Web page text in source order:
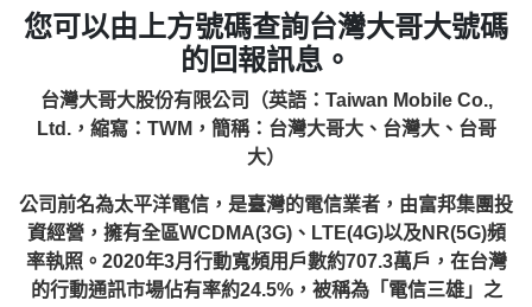
您可以由上方號碼查詢台灣大哥大號碼
的回報訊息。
台灣大哥大股份有限公司（英語：Taiwan Mobile Co.,
Ltd.，縮寫：TWM，簡稱：台灣大哥大、台灣大、台哥
大）
公司前名為太平洋電信，是臺灣的電信業者，由富邦集團投
資經營，擁有全區WCDMA(3G)、LTE(4G)以及NR(5G)頻
率執照。2020年3月行動寬頻用戶數約707.3萬戶，在台灣
的行動通訊市場佔有率約24.5%，被稱為「電信三雄」之